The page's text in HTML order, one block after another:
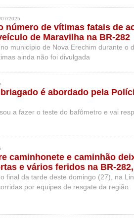
07/2025
número de vítimas fatais de
de Maravilha na BR-282
município de Nova Erechim durante o
ainda não foi divulgada
é abordado pela
a fazer o teste do bafômetro e vai
caminhonete e caminhão
e vários feridos na BR-
final da tarde deste domingo (27), na
por equipes de resgate da região